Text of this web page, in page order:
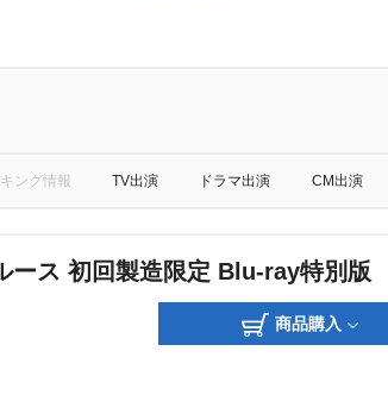
ング情報 TV出演 ドラマ出演 CM出演
ース 初回製造限定 Blu-ray特別版
商品購入